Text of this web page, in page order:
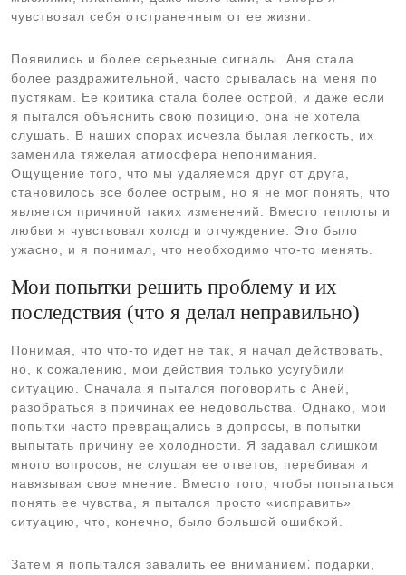
чувствовал себя отстраненным от ее жизни.
Появились и более серьезные сигналы. Аня стала
более раздражительной, часто срывалась на меня по
пустякам. Ее критика стала более острой, и даже если
я пытался объяснить свою позицию, она не хотела
слушать. В наших спорах исчезла былая легкость, их
заменила тяжелая атмосфера непонимания.
Ощущение того, что мы удаляемся друг от друга,
становилось все более острым, но я не мог понять, что
является причиной таких изменений. Вместо теплоты и
любви я чувствовал холод и отчуждение. Это было
ужасно, и я понимал, что необходимо что-то менять.
Мои попытки решить проблему и их
последствия (что я делал неправильно)
Понимая, что что-то идет не так, я начал действовать,
но, к сожалению, мои действия только усугубили
ситуацию. Сначала я пытался поговорить с Аней,
разобраться в причинах ее недовольства. Однако, мои
попытки часто превращались в допросы, в попытки
выпытать причину ее холодности. Я задавал слишком
много вопросов, не слушая ее ответов, перебивая и
навязывая свое мнение. Вместо того, чтобы попытаться
понять ее чувства, я пытался просто «исправить»
ситуацию, что, конечно, было большой ошибкой.
Затем я попытался завалить ее вниманием⁚ подарки,